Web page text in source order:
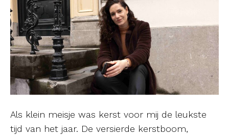
Als klein meisje was kerst voor mij de leukste
tijd van het jaar. De versierde kerstboom,